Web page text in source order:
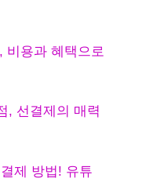
비용과 혜택으로
, 선결제의 매력
제 방법! 유튜